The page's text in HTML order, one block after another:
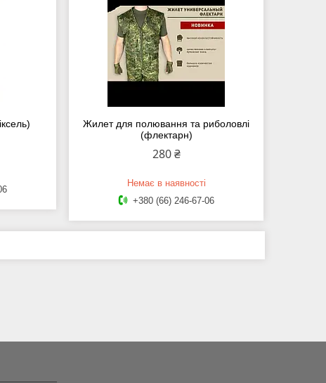
Жилет для полювання та риболовлі
(флектарн)
280 ₴
Немає в наявності
+380 (66) 246-67-06